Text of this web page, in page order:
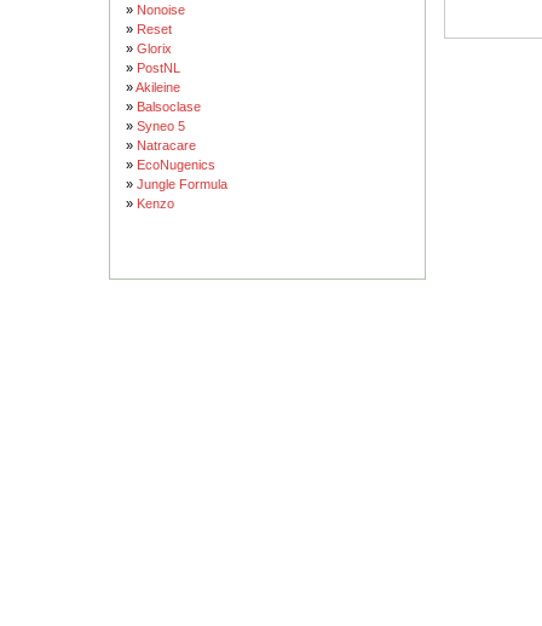
» Nonoise
» Reset
» Glorix
» PostNL
»Akileine
» Balsoclase
» Syneo 5
» Natracare
» EcoNugenics
» Jungle Formula
» Kenzo